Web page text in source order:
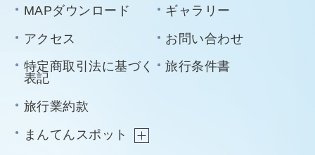
MAPダウンロード
ギャラリー
アクセス
お問い合わせ
特定商取引法に基づく
表記
旅行条件書
旅行業約款
まんてんスポット